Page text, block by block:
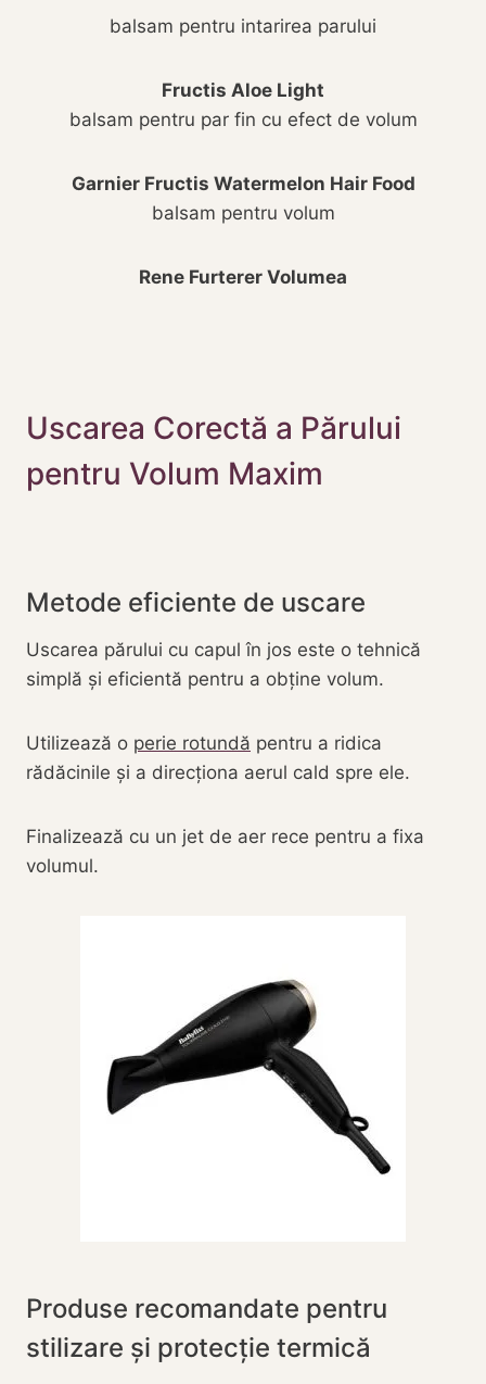
balsam pentru intarirea parului
Fructis Aloe Light
balsam pentru par fin cu efect de volum
Garnier Fructis Watermelon Hair Food
balsam pentru volum
Rene Furterer Volumea
Uscarea Corectă a Părului
pentru Volum Maxim
Metode eficiente de uscare
Uscarea părului cu capul în jos este o tehnică
simplă și eficientă pentru a obține volum.
Utilizează o perie rotundă pentru a ridica
rădăcinile și a direcționa aerul cald spre ele.
Finalizează cu un jet de aer rece pentru a fixa
volumul.
Produse recomandate pentru
stilizare și protecție termică